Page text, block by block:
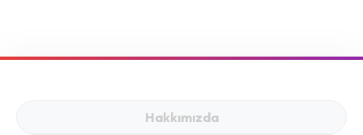
Başlangıç!
Hakkımızda